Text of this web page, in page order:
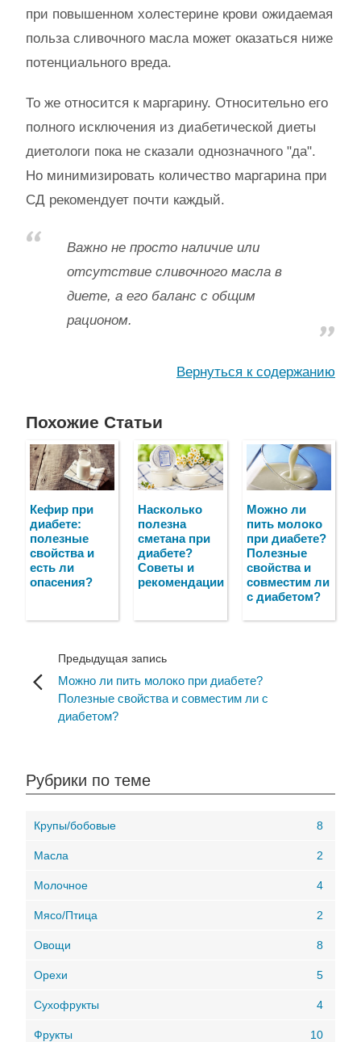
при повышенном холестерине крови ожидаемая
польза сливочного масла может оказаться ниже
потенциального вреда.
То же относится к маргарину. Относительно его
полного исключения из диабетической диеты
диетологи пока не сказали однозначного "да".
Но минимизировать количество маргарина при
СД рекомендует почти каждый.
Важно не просто наличие или
отсутствие сливочного масла в
диете, а его баланс с общим
рационом.
Вернуться к содержанию
Похожие Статьи
Кефир при
диабете:
полезные
свойства и
есть ли
опасения?
Насколько
полезна
сметана при
диабете?
Советы и
рекомендации
Можно ли
пить молоко
при диабете?
Полезные
свойства и
совместим ли
с диабетом?
Предыдущая запись
Можно ли пить молоко при диабете?
Полезные свойства и совместим ли с
диабетом?
Рубрики по теме
Крупы/бобовые 8
Масла 2
Молочное 4
Мясо/Птица 2
Овощи 8
Орехи 5
Сухофрукты 4
Фрукты 10